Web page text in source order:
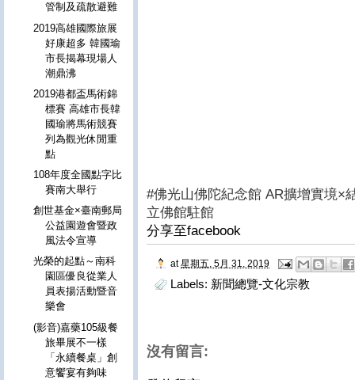
#佛光山佛陀紀念館 AR擴增實境×
立佛館駐館
分享至facebook
at 星期五, 5月 31, 2019
Labels: 新聞總覽-文化宗教
沒有留言:
管制及疏散避難
2019高雄國際旅展
好康超多 韓國瑜
市長揭幕現場人
潮鼎沸
2019港都盃馬術錦
標賽 高雄市長韓
國瑜將馬術競賽
列為觀光休閒重
點
108年度全國點字比
賽南大舉行
創世基金×臺南郵局
公益園遊會暨政
風法令宣導
光榮的起點～南科
園區優良從業人
員表揚活動暨音
樂會
(影音)嘉藥105級餐
旅畢展不一樣
「永續餐桌」創
意饗宴有夠味